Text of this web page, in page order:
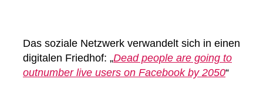
Das soziale Netzwerk verwandelt sich in einen
digitalen Friedhof: „Dead people are going to
outnumber live users on Facebook by 2050“